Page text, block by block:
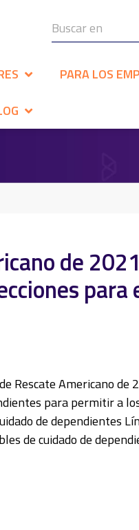
PARA LOS
de
para
Rescate Americano de
para permitir a
de dependientes
de cuidado de